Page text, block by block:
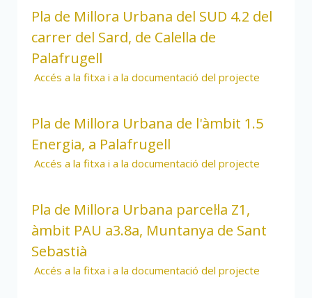
Pla de Millora Urbana del SUD 4.2 del
carrer del Sard, de Calella de
Palafrugell
Accés a la fitxa i a la documentació del projecte
Pla de Millora Urbana de l'àmbit 1.5
Energia, a Palafrugell
Accés a la fitxa i a la documentació del projecte
Pla de Millora Urbana parcel·la Z1,
àmbit PAU a3.8a, Muntanya de Sant
Sebastià
Accés a la fitxa i a la documentació del projecte